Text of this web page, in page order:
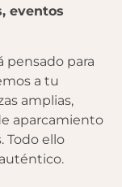
eventos
pensado para
a tu
amplias,
aparcamiento
Todo ello